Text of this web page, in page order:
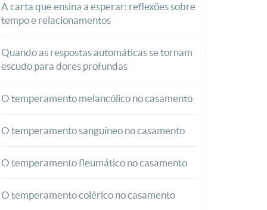
A carta que ensina a esperar: reflexões sobre
tempo e relacionamentos
Quando as respostas automáticas se tornam
escudo para dores profundas
O temperamento melancólico no casamento
O temperamento sanguíneo no casamento
O temperamento fleumático no casamento
O temperamento colérico no casamento